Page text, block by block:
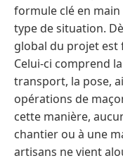
formule clé en
type de situation.
global du projet est
Celui-ci comprend
transport, la pose,
opérations de
cette manière,
chantier ou à une
artisans ne vient